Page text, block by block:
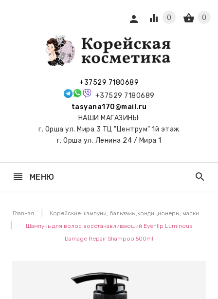
+37529 7180689
+37529 7180689
tasyana170@mail.ru
НАШИ МАГАЗИНЫ:
г. Орша ул. Мира 3 ТЦ "Центрум" 1й этаж
г. Орша ул. Ленина 24 / Мира 1
person shopping_basket 0
equalizer 0
reorder МЕНЮ
ТОНЕРЫ,
keyboard_arrow_right
search
Главная
Корейские шампуни, бальзамы,кондиционеры, маски
Шампунь для волос восстанавливающий Eyenlip Luminous
Damage Repair Shampoo 500ml